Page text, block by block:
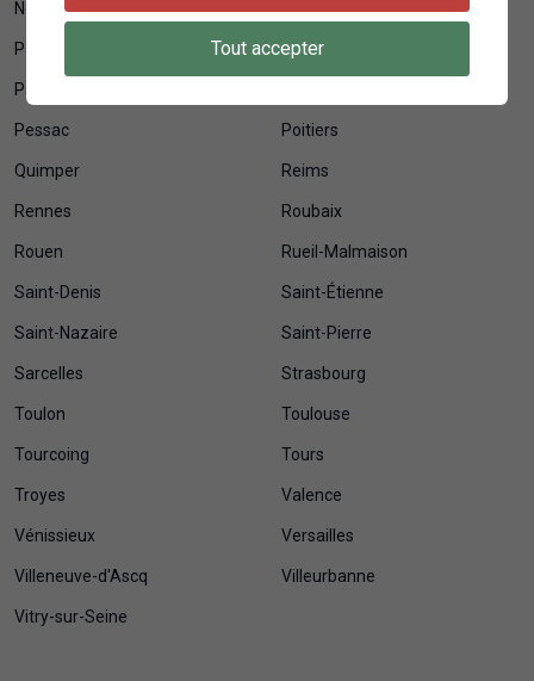
Noisy-le-Grand Orléans
Pantin Paris
Pau
Pessac Poitiers
Quimper Reims
Rennes Roubaix
Rouen Rueil-Malmaison
Saint-Denis Saint-Étienne
Saint-Nazaire Saint-Pierre
Sarcelles Strasbourg
Toulon Toulouse
Tourcoing Tours
Troyes Valence
Vénissieux Versailles
Villeneuve-d'Ascq Villeurbanne
Vitry-sur-Seine
Tout accepter